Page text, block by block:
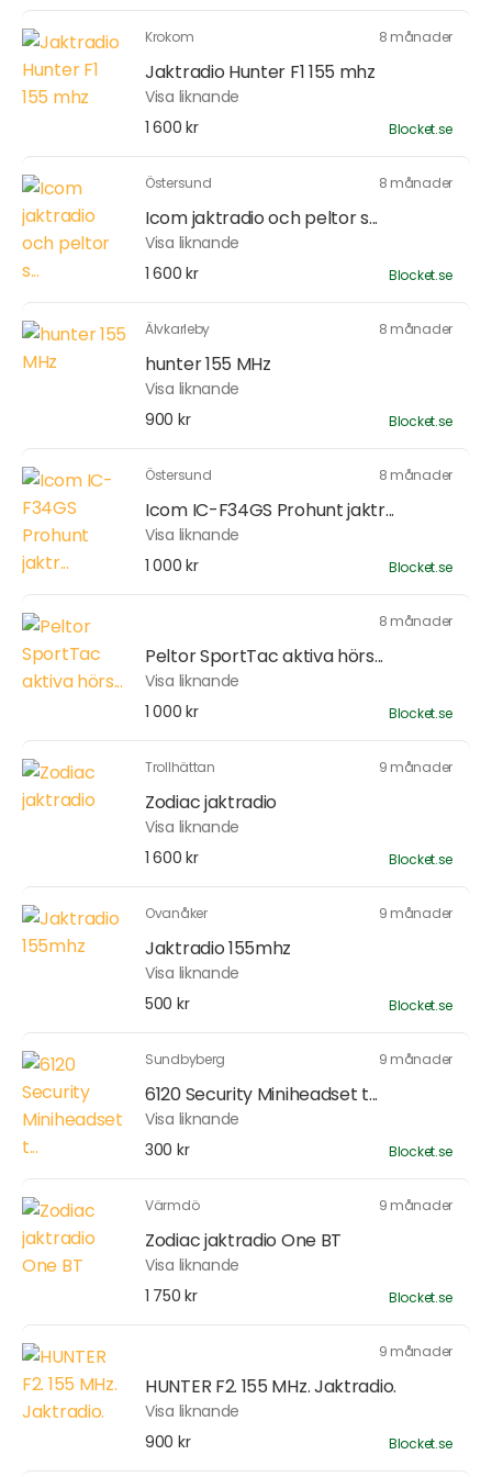
Krokom 8 månader
Jaktradio Hunter F1 155 mhz
Visa liknande
1 600 kr
Blocket.se
Östersund 8 månader
Icom jaktradio och peltor s...
Visa liknande
1 600 kr
Blocket.se
Älvkarleby 8 månader
hunter 155 MHz
Visa liknande
900 kr
Blocket.se
Östersund 8 månader
Icom IC-F34GS Prohunt jaktr...
Visa liknande
1 000 kr
Blocket.se
8 månader
Peltor SportTac aktiva hörs...
Visa liknande
1 000 kr
Blocket.se
Trollhättan 9 månader
Zodiac jaktradio
Visa liknande
1 600 kr
Blocket.se
Ovanåker 9 månader
Jaktradio 155mhz
Visa liknande
500 kr
Blocket.se
Sundbyberg 9 månader
6120 Security Miniheadset t...
Visa liknande
300 kr
Blocket.se
Värmdö 9 månader
Zodiac jaktradio One BT
Visa liknande
1 750 kr
Blocket.se
9 månader
HUNTER F2. 155 MHz. Jaktradio.
Visa liknande
900 kr
Blocket.se